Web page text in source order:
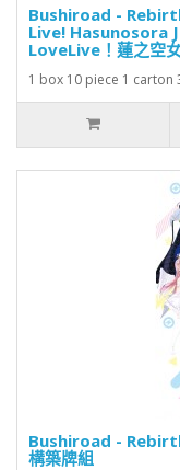
Bushiroad -
Live! Hasunosora
LoveLive！蓮之空
1 box 10 piece 1 carton
Bushiroad -
構築牌組